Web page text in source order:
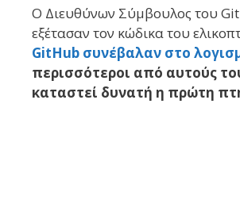
Ο Διευθύνων Σύμβουλος του
εξέτασαν τον κώδικα του
GitHub συνέβαλαν στο
περισσότεροι από αυτούς
καταστεί δυνατή η πρώτη